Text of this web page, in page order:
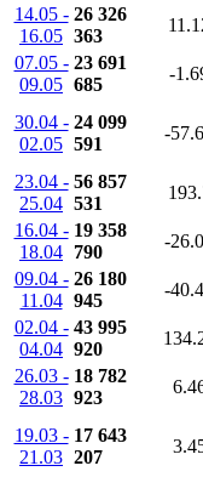
14.05 -
16.05
26 326
363
07.05 -
09.05
23 691
685
-
30.04 -
02.05
24 099
591
-
23.04 -
25.04
56 857
531
16.04 -
18.04
19 358
790
-
09.04 -
11.04
26 180
945
-
02.04 -
04.04
43 995
920
26.03 -
28.03
18 782
923
19.03 -
21.03
17 643
207